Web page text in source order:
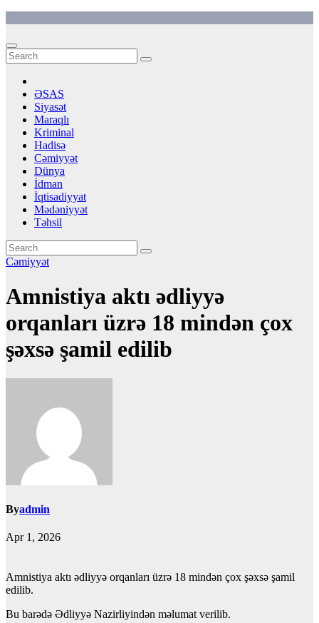
content
ƏSAS
Siyasət
Maraqlı
Kriminal
Hadisə
Cəmiyyət
Dünya
İdman
İqtisadiyyat
Mədəniyyət
Təhsil
Cəmiyyət
Amnistiya aktı ədliyyə
orqanları üzrə 18 mindən çox
şəxsə şamil edilib
Byadmin
Apr 1, 2026
Amnistiya aktı ədliyyə orqanları üzrə 18 mindən çox şəxsə şamil
edilib.
Bu barədə Ədliyyə Nazirliyindən məlumat verilib.